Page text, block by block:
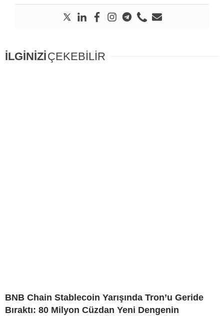
İLGİNİZİÇEKEBİLİR
BNB Chain Stablecoin Yarışında Tron’u Geride
Bıraktı: 80 Milyon Cüzdan Yeni Dengenin